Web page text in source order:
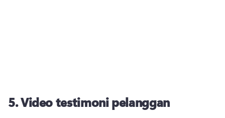
5.Video testimoni pelanggan